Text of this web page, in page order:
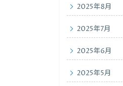
2025年8月
2025年7月
2025年6月
2025年5月